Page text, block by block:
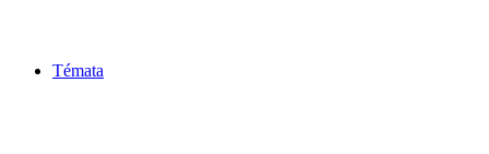
Témata